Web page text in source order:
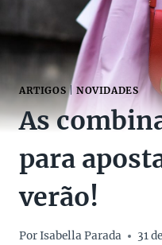
ARTIGOS | NOVIDADES
As
para
verão!
PorIsabella Parada
31